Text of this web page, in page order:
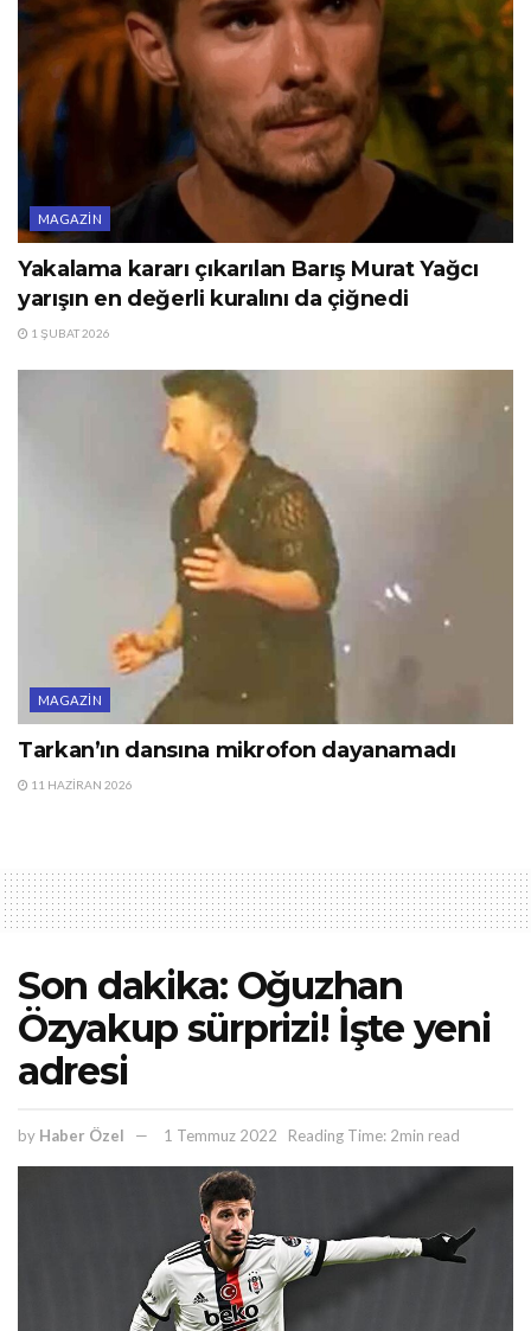
MAGAZIN
Yakalama kararı çıkarılan Barış Murat Yağcı
yarışın en değerli kuralını da çiğnedi
1 ŞUBAT 2026
MAGAZIN
Tarkan’ın dansına mikrofon dayanamadı
11 HAZIRAN 2026
Son dakika: Oğuzhan
Özyakup sürprizi! İşte yeni
adresi
by Haber Özel 1 Temmuz 2022 Reading Time: 2min read